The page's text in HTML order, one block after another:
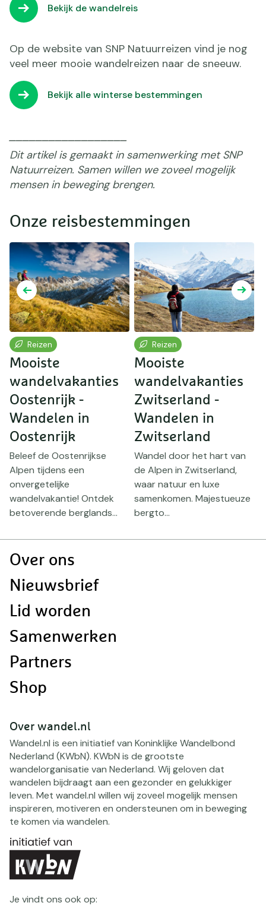
Bekijk de wandelreis
Op de website van SNP Natuurreizen vind je nog
veel meer mooie wandelreizen naar de sneeuw.
Bekijk alle winterse bestemmingen
Dit artikel is gemaakt in samenwerking met SNP
Natuurreizen. Samen willen we zoveel mogelijk
mensen in beweging brengen.
Onze reisbestemmingen
Reizen
Mooiste
wandelvakanties
Oostenrijk -
Wandelen in
Oostenrijk
Beleef de Oostenrijkse
Alpen tijdens een
onvergetelijke
wandelvakantie! Ontdek
betoverende berglands...
Reizen
Mooiste
wandelvakanties
Zwitserland -
Wandelen in
Zwitserland
Wandel door het hart van
de Alpen in Zwitserland,
waar natuur en luxe
samenkomen. Majestueuze
bergto...
Doormat
Over ons
Nieuwsbrief
Lid worden
Samenwerken
Partners
Shop
Over wandel.nl
Wandel.nl is een initiatief van Koninklijke Wandelbond
Nederland (KWbN). KWbN is de grootste
wandelorganisatie van Nederland. Wij geloven dat
wandelen bijdraagt aan een gezonder en gelukkiger
leven. Met wandel.nl willen wij zoveel mogelijk mensen
inspireren, motiveren en ondersteunen om in beweging
te komen via wandelen.
Je vindt ons ook op: